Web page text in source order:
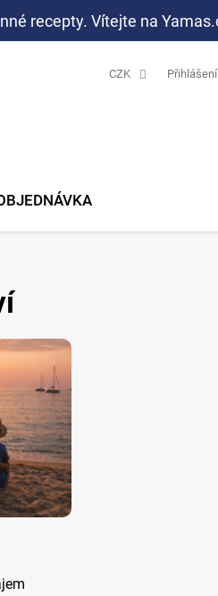
recepty. Vítejte na
CZK Přihlášení